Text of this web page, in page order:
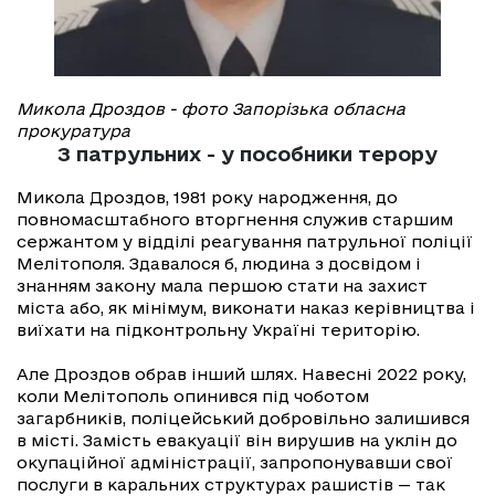
Микола Дроздов - фото Запорізька обласна
прокуратура
З патрульних - у пособники терору
Микола Дроздов, 1981 року народження, до
повномасштабного вторгнення служив старшим
сержантом у відділі реагування патрульної поліції
Мелітополя. Здавалося б, людина з досвідом і
знанням закону мала першою стати на захист
міста або, як мінімум, виконати наказ керівництва і
виїхати на підконтрольну Україні територію.
Але Дроздов обрав інший шлях. Навесні 2022 року,
коли Мелітополь опинився під чоботом
загарбників, поліцейський добровільно залишився
в місті. Замість евакуації він вирушив на уклін до
окупаційної адміністрації, запропонувавши свої
послуги в каральних структурах рашистів — так